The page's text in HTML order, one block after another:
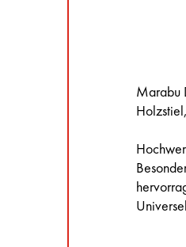
Marabu